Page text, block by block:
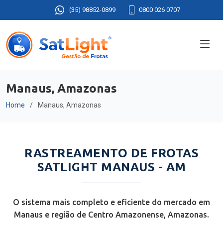
(35) 98852-0899 0800 026 0707
Manaus, Amazonas
Home Manaus, Amazonas
RASTREAMENTO DE FROTAS
SATLIGHT MANAUS - AM
O sistema mais completo e eficiente do mercado em
Manaus e região de Centro Amazonense, Amazonas.